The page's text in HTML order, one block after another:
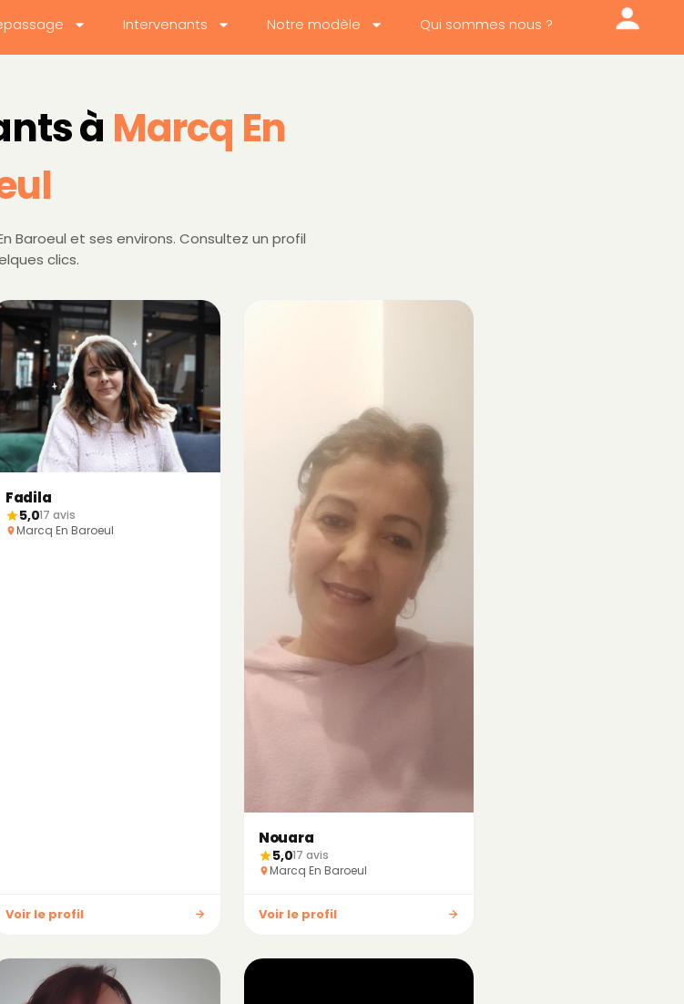
Intervenants Notre modèle Qui sommes nous ?
à Marcq En
Baroeul et ses environs. Consultez un profil
clics.
Fadila
5,017 avis
Marcq En Baroeul
Voir le profil
Nouara
5,017 avis
Marcq En Baroeul
Voir le profil